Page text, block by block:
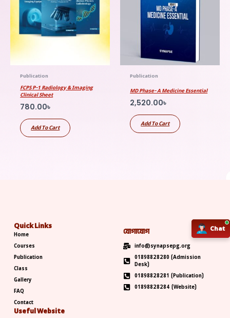
Publication
FCPS P-1 Radiology & Imaging
Clinical Sheet
780.00৳
Add To Cart
Publication
MD Phase- A Medicine Essential
2,520.00৳
Add To Cart
Quick Links
Home
Courses
Publication
Class
Gallery
FAQ
Contact
যোগাযোগ
info@synapsepg.org
01898828280 (Admission
Desk)
01898828281 (Publication)
01898828284 (Website)
Useful Website
Chat
Chat